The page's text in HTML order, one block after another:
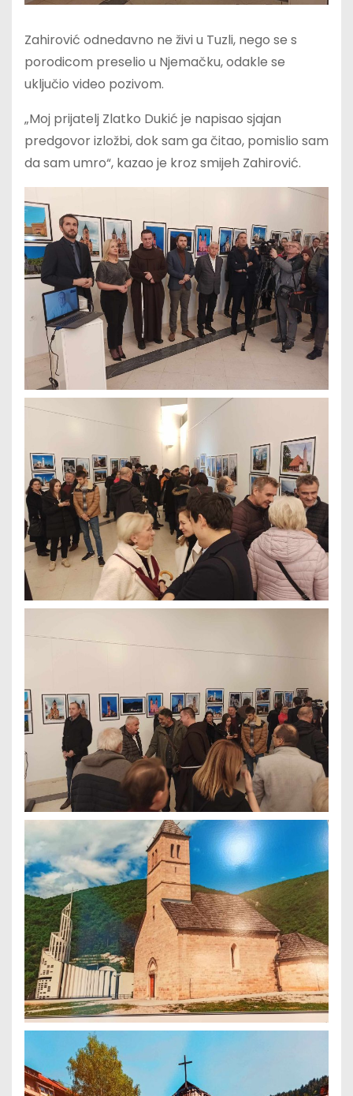
Zahirović odnedavno ne živi u Tuzli, nego se s
porodicom preselio u Njemačku, odakle se
uključio video pozivom.
„Moj prijatelj Zlatko Dukić je napisao sjajan
predgovor izložbi, dok sam ga čitao, pomislio sam
da sam umro“, kazao je kroz smijeh Zahirović.